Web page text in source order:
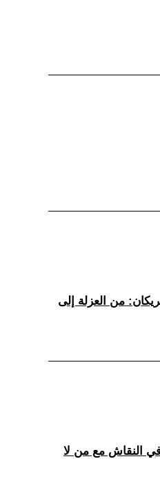
من العزلة إلى
في النقاش مع من لا